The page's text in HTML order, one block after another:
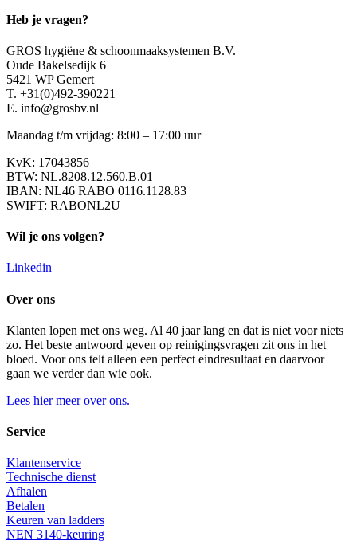
Heb je vragen?
GROS hygiëne & schoonmaaksystemen B.V.
Oude Bakelsedijk 6
5421 WP Gemert
T. +31(0)492-390221
E. info@grosbv.nl
Maandag t/m vrijdag: 8:00 – 17:00 uur
KvK: 17043856
BTW: NL.8208.12.560.B.01
IBAN: NL46 RABO 0116.1128.83
SWIFT: RABONL2U
Wil je ons volgen?
Linkedin
Over ons
Klanten lopen met ons weg. Al 40 jaar lang en dat is niet voor niets
zo. Het beste antwoord geven op reinigingsvragen zit ons in het
bloed. Voor ons telt alleen een perfect eindresultaat en daarvoor
gaan we verder dan wie ook.
Lees hier meer over ons.
Service
Klantenservice
Technische dienst
Afhalen
Betalen
Keuren van ladders
NEN 3140-keuring